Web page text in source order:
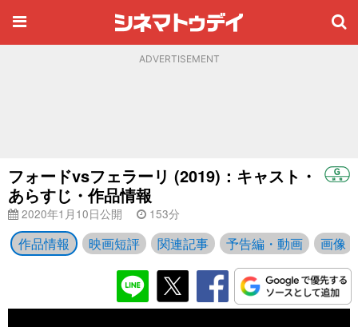
ADVERTISEMENT
フォードvsフェラーリ (2019)：キャスト・
あらすじ・作品情報
2020年1月10日公開 153分
作品情報 映画短評 関連記事 予告編・動画 画像